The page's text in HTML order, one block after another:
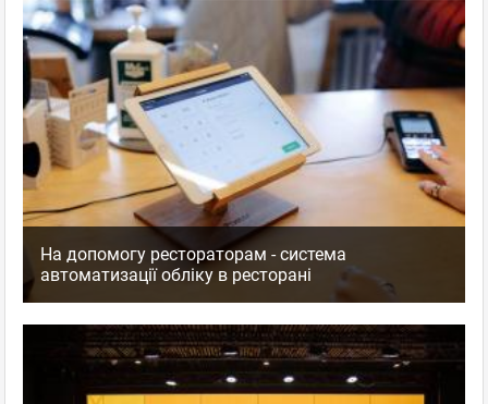
На допомогу рестораторам - система
автоматизації обліку в ресторані